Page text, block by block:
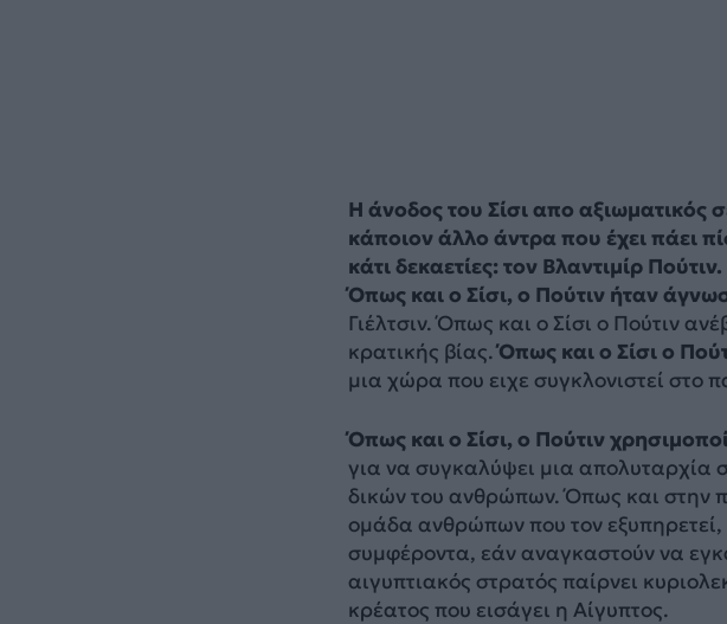
Η άνοδος του Σίσι απο αξιωματικός
κάποιον άλλο άντρα που έχει πάει
κάτι δεκαετίες: τον Βλαντιμίρ Πούτιν.
Όπως και ο Σίσι, ο Πούτιν ήταν
Γιέλτσιν. Όπως και ο Σίσι ο Πούτιν
κρατικής βίας.Όπως και ο Σίσι ο
μια χώρα που ειχε συγκλονιστεί στο
Όπως και ο Σίσι, ο Πούτιν
για να συγκαλύψει μια απολυταρχία
δικών του ανθρώπων. Όπως και στην
ομάδα ανθρώπων που τον
συμφέροντα, εάν αναγκαστούν να
αιγυπτιακός στρατός παίρνει
κρέατος που εισάγει η Αίγυπτος.